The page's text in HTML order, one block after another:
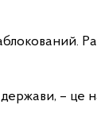
– це